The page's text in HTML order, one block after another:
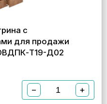
с
для продажи
Т19-Д02
− +